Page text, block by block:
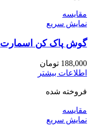
مقايسه
نمایش سریع
گوش پاک کن اسمارت
188,000 تومان
اطلاعات بیشتر
فروخته شده
مقايسه
نمایش سریع